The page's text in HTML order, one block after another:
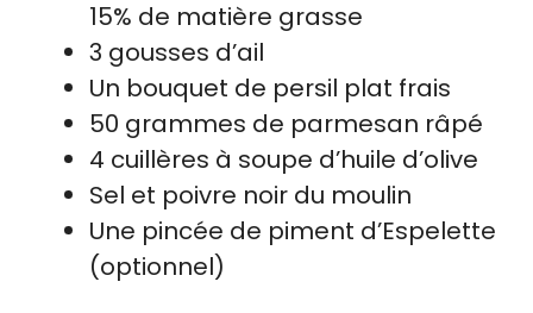
15% de matière grasse
3 gousses d’ail
Un bouquet de persil plat frais
50 grammes de parmesan râpé
4 cuillères à soupe d’huile d’olive
Sel et poivre noir du moulin
Une pincée de piment d’Espelette
(optionnel)